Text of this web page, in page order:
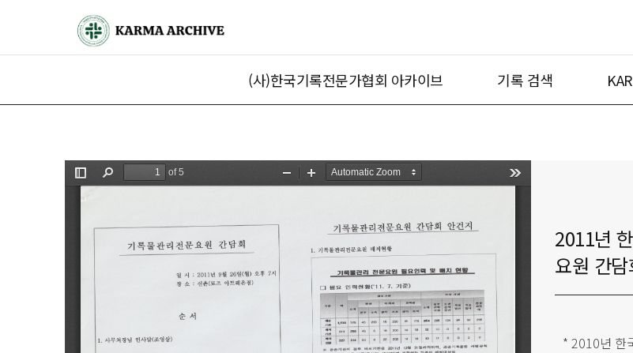
(사)한국기록전문가협회 아카이브 기록 검색
2011년
요원 간담
* 2010년 한